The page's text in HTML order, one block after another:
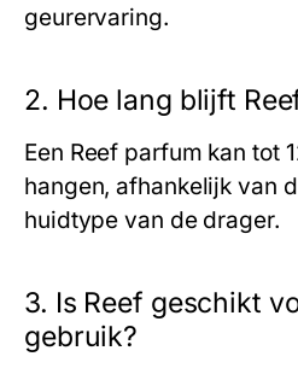
geurervaring.
2. Hoe lang blijft
Een Reef parfum kan tot
hangen, afhankelijk van
huidtype van de drager.
3. Is Reef geschikt
gebruik?